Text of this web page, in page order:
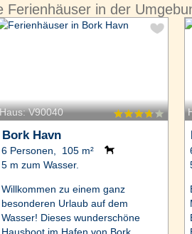
in der
V90040
Bork Havn
6 Personen, 105 m²
5 m zum Wasser.
Willkommen zu einem ganz
besonderen Urlaub auf dem
Wasser! Dieses wunderschöne
Hausboot im Hafen von Bork,